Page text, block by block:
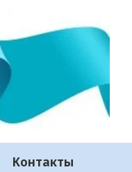
Контакты